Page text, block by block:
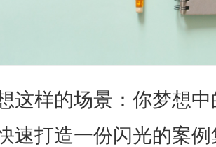
这样的场景：你梦想
速打造一份闪光的案